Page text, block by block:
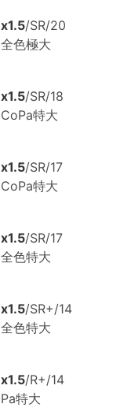
x1.5/SR/20
全色極大
x1.5/SR/18
CoPa特大
x1.5/SR/17
CoPa特大
x1.5/SR/17
全色特大
x1.5/SR+/14
全色特大
x1.5/R+/14
Pa特大